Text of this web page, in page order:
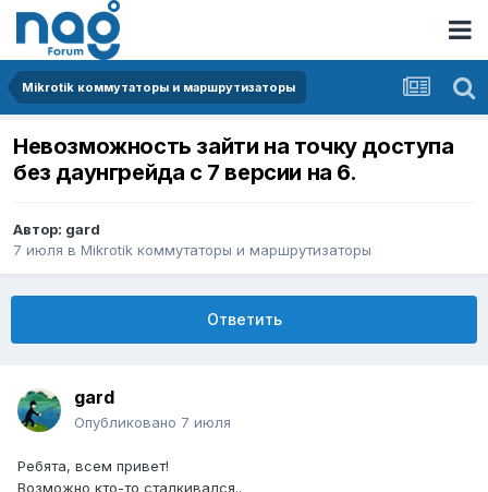
Mikrotik коммутаторы и маршрутизаторы
Невозможность зайти на точку доступа
без даунгрейда с 7 версии на 6.
Автор: gard
7 июля в Mikrotik коммутаторы и маршрутизаторы
Ответить
gard
Опубликовано 7 июля
Ребята, всем привет!
Возможно кто-то сталкивался..